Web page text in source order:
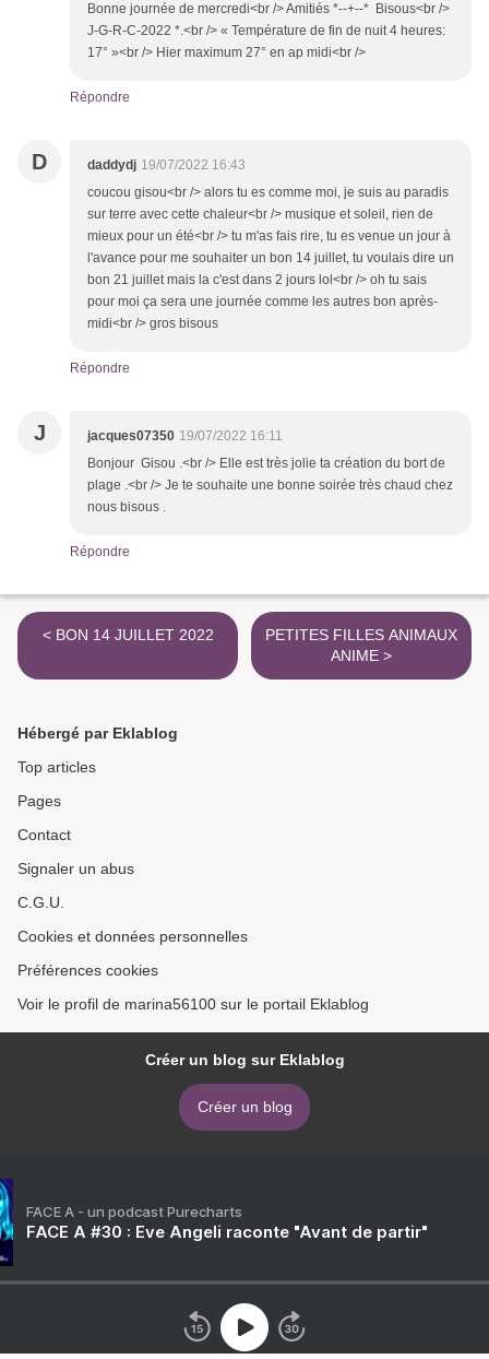
Bonne journée de mercredi<br /> Amitiés *--+--* Bisous<br />
J-G-R-C-2022 *.<br /> « Température de fin de nuit 4 heures:
17° »<br /> Hier maximum 27° en ap midi<br />
Répondre
D daddydj 19/07/2022 16:43
coucou gisou<br /> alors tu es comme moi, je suis au paradis
sur terre avec cette chaleur<br /> musique et soleil, rien de
mieux pour un été<br /> tu m'as fais rire, tu es venue un jour à
l'avance pour me souhaiter un bon 14 juillet, tu voulais dire un
bon 21 juillet mais la c'est dans 2 jours lol<br /> oh tu sais
pour moi ça sera une journée comme les autres bon après-
midi<br /> gros bisous
Répondre
J jacques07350 19/07/2022 16:11
Bonjour Gisou .<br /> Elle est très jolie ta création du bort de
plage .<br /> Je te souhaite une bonne soirée très chaud chez
nous bisous .
Répondre
< BON 14 JUILLET 2022
PETITES FILLES ANIMAUX
ANIME >
Hébergé par Eklablog
Top articles
Pages
Contact
Signaler un abus
C.G.U.
Cookies et données personnelles
Préférences cookies
Voir le profil de marina56100 sur le portail Eklablog
Créer un blog sur Eklablog
Créer un blog
FACE A - un podcast Purecharts
FACE A #30 : Eve Angeli raconte "Avant de partir"